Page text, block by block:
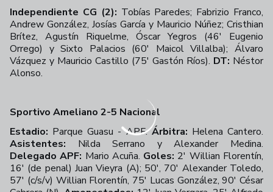
Independiente CG (2): Tobías Paredes; Fabrizio Franco,
Andrew González, Josías García y Mauricio Núñez; Cristhian
Brítez, Agustín Riquelme, Óscar Yegros (46' Eugenio
Orrego) y Sixto Palacios (60' Maicol Villalba); Álvaro
Vázquez y Mauricio Castillo (75' Gastón Ríos). DT: Néstor
Alonso.
Sportivo Ameliano 2-5 Nacional
Estadio: Parque Guasu - APF.Árbitra: Helena Cantero.
Asistentes: Nilda Serrano y Alexander Medina.
Delegado APF: Mario Acuña. Goles: 2' Willian Florentín,
16' (de penal) Juan Vieyra (A); 50', 70' Alexander Toledo,
57' (c/s/v) Willian Florentín, 75' Lucas González, 90' César